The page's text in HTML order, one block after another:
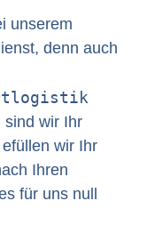
unserem
denn auch
sind wir Ihr
wir Ihr
Ihren
für uns null